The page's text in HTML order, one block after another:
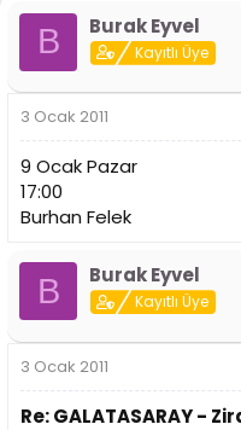
u
y
u
B
a
ş
l
a
t
a
n
a
n
ı
t
B Burak Eyvel
Kayıtlı Üye
3 Ocak 2011
9 Ocak Pazar
17:00
Burhan Felek
B Burak Eyvel
Kayıtlı Üye
3 Ocak 2011
Re: GALATASARAY -